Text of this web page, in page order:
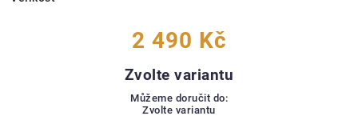
2 490 Kč
Zvolte variantu
Můžeme doručit do:
Zvolte variantu